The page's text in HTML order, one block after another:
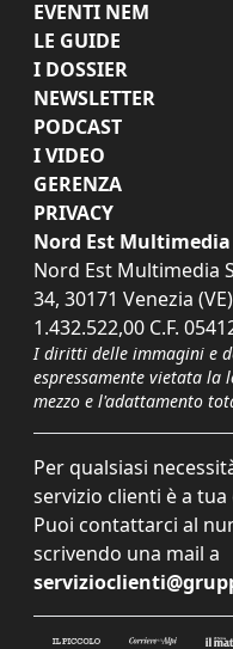
EVENTI NEM
LE GUIDE
I DOSSIER
NEWSLETTER
PODCAST
I VIDEO
GERENZA
PRIVACY
Nord Est Multimedia
Nord Est Multimedia
34, 30171 Venezia
1.432.522,00 C.F.
I diritti delle immagini e
espressamente vietata la
mezzo e l'adattamento
Per qualsiasi
servizio clienti è a
Puoi contattarci al
scrivendo una mail a